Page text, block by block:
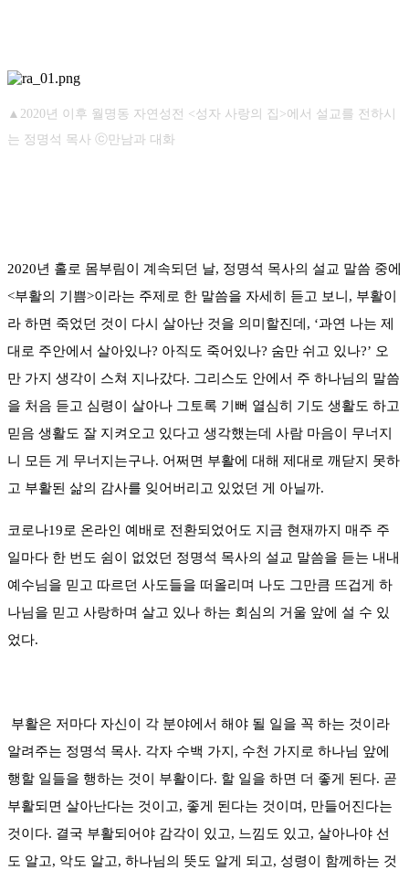
▲2020년 이후 월명동 자연성전 <성자 사랑의 집>에서 설교를 전하시
는 정명석 목사 ⓒ만남과 대화
2020년 홀로 몸부림이 계속되던 날, 정명석 목사의 설교 말씀 중에
<부활의 기쁨>이라는 주제로 한 말씀을 자세히 듣고 보니, 부활이
라 하면 죽었던 것이 다시 살아난 것을 의미할진데, ‘과연 나는 제
대로 주안에서 살아있나? 아직도 죽어있나? 숨만 쉬고 있나?’ 오
만 가지 생각이 스쳐 지나갔다. 그리스도 안에서 주 하나님의 말씀
을 처음 듣고 심령이 살아나 그토록 기뻐 열심히 기도 생활도 하고
믿음 생활도 잘 지켜오고 있다고 생각했는데 사람 마음이 무너지
니 모든 게 무너지는구나. 어쩌면 부활에 대해 제대로 깨닫지 못하
고 부활된 삶의 감사를 잊어버리고 있었던 게 아닐까.
코로나19로 온라인 예배로 전환되었어도 지금 현재까지 매주 주
일마다 한 번도 쉼이 없었던 정명석 목사의 설교 말씀을 듣는 내내
예수님을 믿고 따르던 사도들을 떠올리며 나도 그만큼 뜨겁게 하
나님을 믿고 사랑하며 살고 있나 하는 회심의 거울 앞에 설 수 있
었다.
부활은 저마다 자신이 각 분야에서 해야 될 일을 꼭 하는 것이라
알려주는 정명석 목사. 각자 수백 가지, 수천 가지로 하나님 앞에
행할 일들을 행하는 것이 부활이다. 할 일을 하면 더 좋게 된다. 곧
부활되면 살아난다는 것이고, 좋게 된다는 것이며, 만들어진다는
것이다. 결국 부활되어야 감각이 있고, 느낌도 있고, 살아나야 선
도 알고, 악도 알고, 하나님의 뜻도 알게 되고, 성령이 함께하는 것